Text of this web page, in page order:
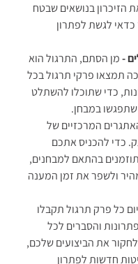
הזיכרון בנושאים שבטח
לגשת לפתרון
-מן הסתם, התרגול הוא
תמצאו פרקי תרגול בכל
כדי שתוכלו להשתלט
במבחן.
המרכזיים של
כדי להכניס אתכם
בהתאם למבחנים,
ולשפר את זמן המענה
כל פרק תרגול תקבלו
והסברים לכל
את הביצועים שלכם,
חדשות לפתרון